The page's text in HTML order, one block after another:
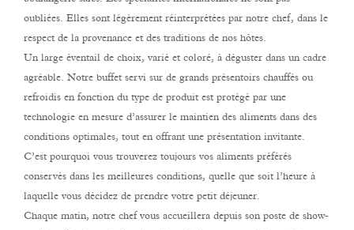
oubliées. Elles sont légèrement réinterprétées par notre chef, dans le
respect de la provenance et des traditions de nos hôtes.
Un large éventail de choix, varié et coloré, à déguster dans un cadre
agréable. Notre buffet servi sur de grands présentoirs chauffés ou
refroidis en fonction du type de produit est protégé par une
technologie en mesure d’assurer le maintien des aliments dans des
conditions optimales, tout en offrant une présentation invitante.
C’est pourquoi vous trouverez toujours vos aliments préférés
conservés dans les meilleures conditions, quelle que soit l’heure à
laquelle vous décidez de prendre votre petit déjeuner.
Chaque matin, notre chef vous accueillera depuis son poste de show-